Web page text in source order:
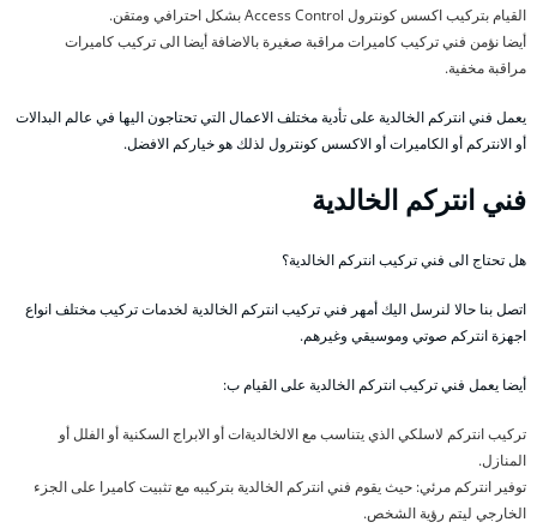
القيام بتركيب اكسس كونترول Access Control بشكل احترافي ومتقن.
أيضا نؤمن فني تركيب كاميرات مراقبة صغيرة بالاضافة أيضا الى تركيب كاميرات
مراقبة مخفية.
يعمل فني انتركم الخالدية على تأدية مختلف الاعمال التي تحتاجون اليها في عالم البدالات
أو الانتركم أو الكاميرات أو الاكسس كونترول لذلك هو خياركم الافضل.
فني انتركم الخالدية
هل تحتاج الى فني تركيب انتركم الخالدية؟
اتصل بنا حالا لنرسل اليك أمهر فني تركيب انتركم الخالدية لخدمات تركيب مختلف انواع
اجهزة انتركم صوتي وموسيقي وغيرهم.
أيضا يعمل فني تركيب انتركم الخالدية على القيام ب:
تركيب انتركم لاسلكي الذي يتناسب مع الالخالديةات أو الابراج السكنية أو الفلل أو
المنازل.
توفير انتركم مرئي: حيث يقوم فني انتركم الخالدية بتركيبه مع تثبيت كاميرا على الجزء
الخارجي ليتم رؤية الشخص.